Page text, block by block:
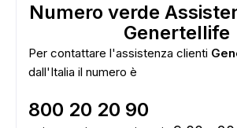
ADS
Numero verde
Genertellife
Per contattare l'assistenza clienti
dall'Italia il numero è
800 20 20 90